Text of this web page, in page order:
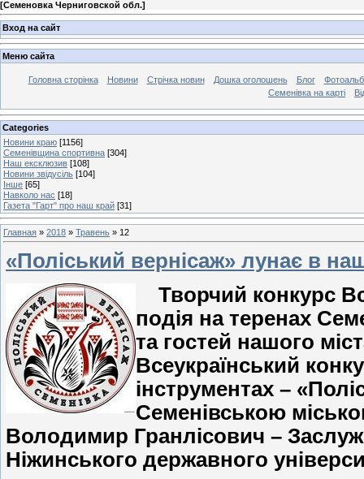
[Семеновка Черниговской обл.]
Вход на сайт
Меню сайта
Головна сторінка Новини Стрічка новин Дошка оголошень Блог
Семенівка на карті
Categories
Новини краю [1156]
Семенівщина спортивна [304]
Наш ексклюзив [108]
Новини звідусіль [104]
Інше [65]
Навколо нас [18]
Газета "Гарт" про наш край [31]
Главная » 2018 » Травень » 12
«Поліський вернісаж» лунає в
Творчий конкурс
подія на теренах
та гостей нашого
Всеукраїнський
інструментах –
Семенівською
Володимир Гранлісович –
Ніжинського державного